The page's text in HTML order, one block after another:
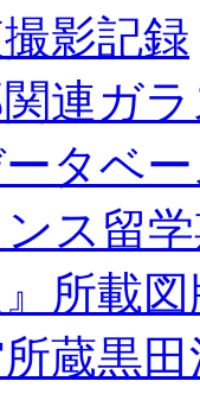
影記録
連ガ
タベ
ス留
』所載
蔵黒